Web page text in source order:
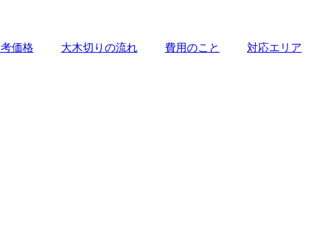
価格 大木切りの流れ 費用のこと 対応エリア